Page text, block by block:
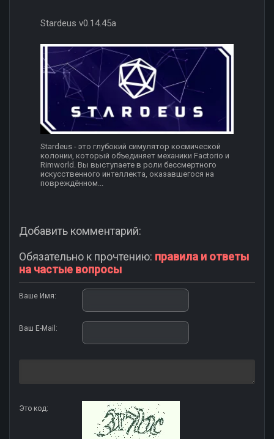
Stardeus v0.14.45a
Stardeus - это глубокий симулятор космической
колонии, который объединяет механики Factorio и
Rimworld. Вы выступаете в роли бессмертного
искусственного интеллекта, оказавшегося на
повреждённом...
Добавить комментарий:
Обязательно к прочтению: правила и ответы
на частые вопросы
Ваше Имя:
Ваш E-Mail:
Это код: